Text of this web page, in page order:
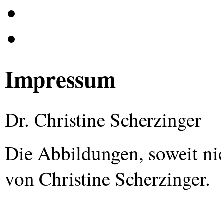
Impressum
Dr. Christine Scherzinger
Die Abbildungen, soweit
von Christine Scherzinger.